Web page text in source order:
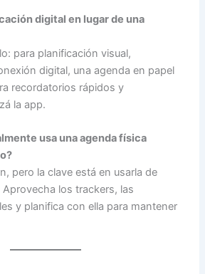
digital en lugar de una
para planificación visual,
digital, una agenda en papel
recordatorios rápidos y
la app.
usa una agenda física
pero la clave está en usarla de
los trackers, las
y planifica con ella para mantener